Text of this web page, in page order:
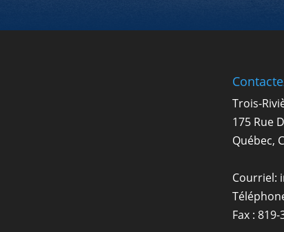
Trois-
175 Rue
Québec,
Courriel:
Fax :